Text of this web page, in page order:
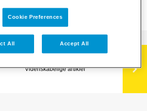
STØTTE
Videnskabelige artikler
Cookie Preferences
All Accept All